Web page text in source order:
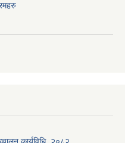
कार्यविधि, २०८२